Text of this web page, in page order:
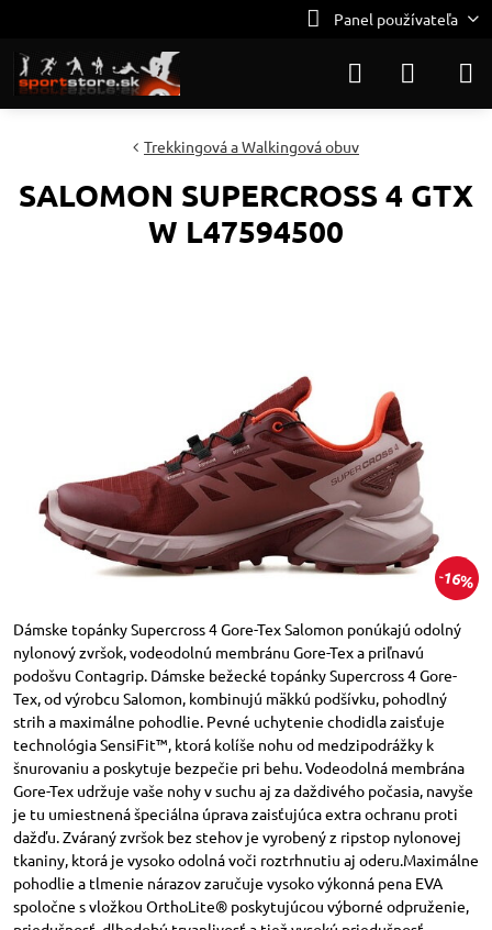
Panel používateľa
16%
Trekkingová a Walkingová obuv
SALOMON SUPERCROSS 4 GTX
W L47594500
Dámske topánky Supercross 4 Gore-Tex Salomon ponúkajú odolný
nylonový zvršok, vodeodolnú membránu Gore-Tex a priľnavú
podošvu Contagrip. Dámske bežecké topánky Supercross 4 Gore-
Tex, od výrobcu Salomon, kombinujú mäkkú podšívku, pohodlný
strih a maximálne pohodlie. Pevné uchytenie chodidla zaisťuje
technológia SensiFit™, ktorá kolíše nohu od medzipodrážky k
šnurovaniu a poskytuje bezpečie pri behu. Vodeodolná membrána
Gore-Tex udržuje vaše nohy v suchu aj za daždivého počasia, navyše
je tu umiestnená špeciálna úprava zaisťujúca extra ochranu proti
dažďu. Zváraný zvršok bez stehov je vyrobený z ripstop nylonovej
tkaniny, ktorá je vysoko odolná voči roztrhnutiu aj oderu.Maximálne
pohodlie a tlmenie nárazov zaručuje vysoko výkonná pena EVA
spoločne s vložkou OrthoLite® poskytujúcou výborné odpruženie,